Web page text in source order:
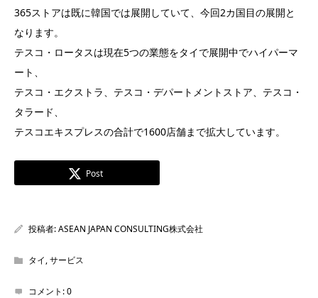
365ストアは既に韓国では展開していて、今回2カ国目の展開と
なります。
テスコ・ロータスは現在5つの業態をタイで展開中でハイパーマ
ート、
テスコ・エクストラ、テスコ・デパートメントストア、テスコ・
タラード、
テスコエキスプレスの合計で1600店舗まで拡大しています。
Post
投稿者:ASEAN JAPAN CONSULTING株式会社
タイ,サービス
コメント:0